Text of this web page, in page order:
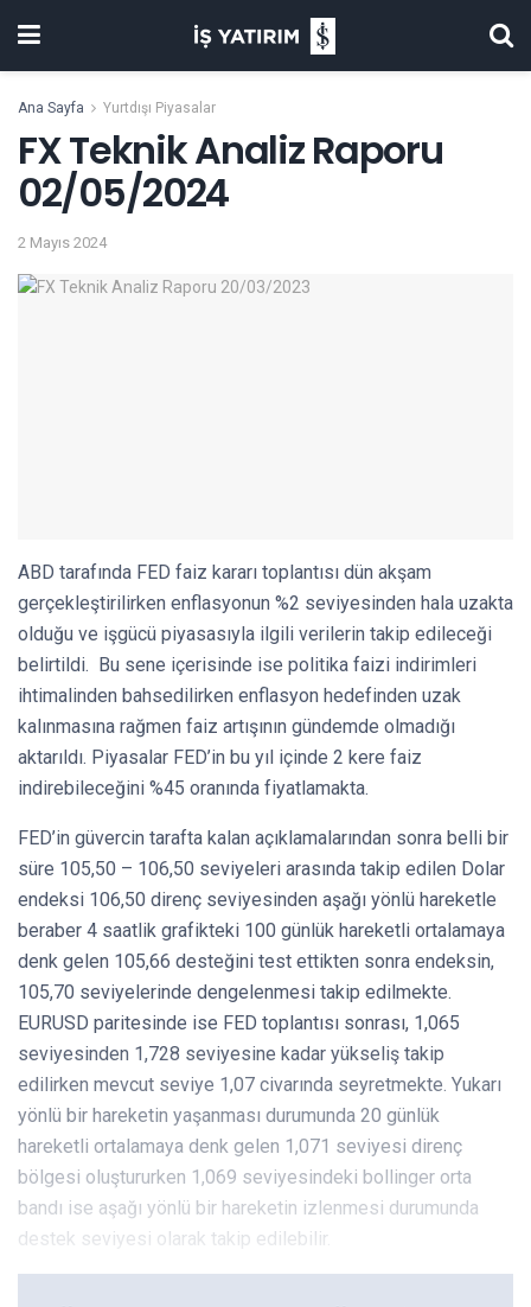
Ana Sayfa Yurtdışı Piyasalar
FX Teknik Analiz Raporu
02/05/2024
2 Mayıs 2024
ABD tarafında FED faiz kararı toplantısı dün akşam
gerçekleştirilirken enflasyonun %2 seviyesinden hala uzakta
olduğu ve işgücü piyasasıyla ilgili verilerin takip edileceği
belirtildi. Bu sene içerisinde ise politika faizi indirimleri
ihtimalinden bahsedilirken enflasyon hedefinden uzak
kalınmasına rağmen faiz artışının gündemde olmadığı
aktarıldı. Piyasalar FED’in bu yıl içinde 2 kere faiz
indirebileceğini %45 oranında fiyatlamakta.
FED’in güvercin tarafta kalan açıklamalarından sonra belli bir
süre 105,50 – 106,50 seviyeleri arasında takip edilen Dolar
endeksi 106,50 direnç seviyesinden aşağı yönlü hareketle
beraber 4 saatlik grafikteki 100 günlük hareketli ortalamaya
denk gelen 105,66 desteğini test ettikten sonra endeksin,
105,70 seviyelerinde dengelenmesi takip edilmekte.
EURUSD paritesinde ise FED toplantısı sonrası, 1,065
seviyesinden 1,728 seviyesine kadar yükseliş takip
edilirken mevcut seviye 1,07 civarında seyretmekte. Yukarı
yönlü bir hareketin yaşanması durumunda 20 günlük
hareketli ortalamaya denk gelen 1,071 seviyesi direnç
bölgesi oluştururken 1,069 seviyesindeki bollinger orta
bandı ise aşağı yönlü bir hareketin izlenmesi durumunda
destek seviyesi olarak takip edilebilir.